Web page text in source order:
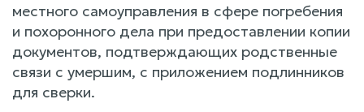
местного самоуправления в сфере погребения
и похоронного дела при предоставлении копии
документов, подтверждающих родственные
связи с умершим, с приложением подлинников
для сверки.